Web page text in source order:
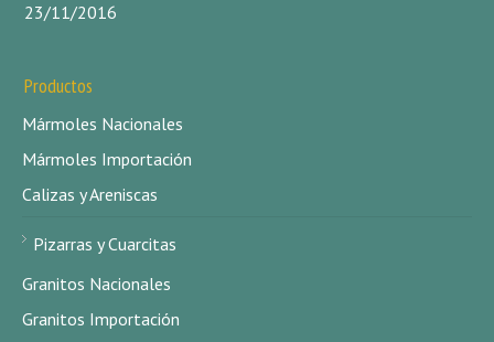
23/11/2016
Productos
Mármoles Nacionales
Mármoles Importación
Calizas y Areniscas
Pizarras y Cuarcitas
Granitos Nacionales
Granitos Importación